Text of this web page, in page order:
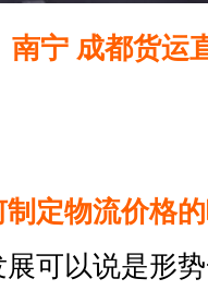
南宁 成都货运
定物流价格
可以说是形